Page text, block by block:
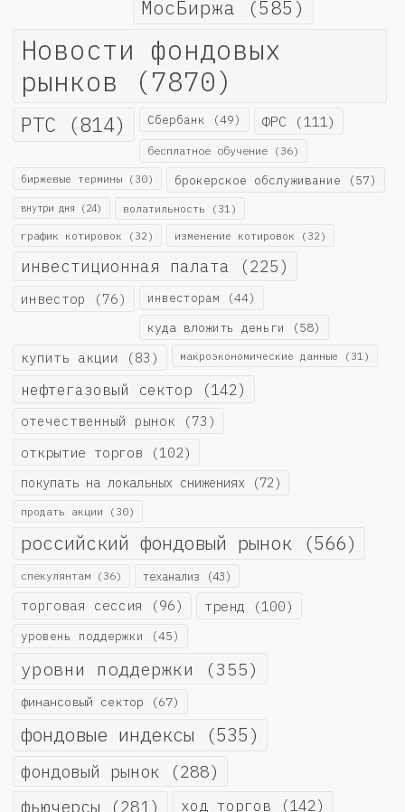
МосБиржа (585)
Новости фондовых
рынков (7870)
РТС (814) Сбербанк (49) ФРС (111)
бесплатное обучение (36)
биржевые термины (30) брокерское обслуживание (57)
внутри дня (24) волатильность (31)
график котировок (32) изменение котировок (32)
инвестиционная палата (225)
инвестор (76) инвесторам (44)
куда вложить деньги (58)
купить акции (83) макроэкономические данные (31)
нефтегазовый сектор (142)
отечественный рынок (73)
открытие торгов (102)
покупать на локальных снижениях (72)
продать акции (30)
российский фондовый рынок (566)
спекулянтам (36) теханализ (43)
торговая сессия (96) тренд (100)
уровень поддержки (45)
уровни поддержки (355)
финансовый сектор (67)
фондовые индексы (535)
фондовый рынок (288)
фьючерсы (281) ход торгов (142)